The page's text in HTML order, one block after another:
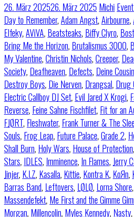
26. März 202526. März 2025 Michi
Day to Remember,Adam Angst,Airbourne,
Elfeky,AViVA, Beatsteaks, Biffy Clyro,
Bring Me the Horizon, Brutalismus 3000,
My Valentine,Christin Nichols,Creeper,
Society, Deafheaven, Defects, Deine
Destroy Boys, Die Nerven, Drangsal, Drug
Electric Callboy DJ Set, Evil Jared X Krogi,
Reverse, Feine Sahne Fischfilet, Fit for an
FJØRT, Fleshwater, Frank Turner & The
Souls, Frog Leap, Future Palace,Grade 2,
Shall Burn, Holy Wars, House of Protection,
Stars, IDLES, Imminence, In Flames, Jerry
Jinjer, K.I.Z, Kasalla, Kittie, Kontra K, KoЯn,
Barras Band, Leftovers, LØLØ, Lorna Shore,
Massendefekt, Me First and the Gimme
Morgan, Millencolin, Myles Kennedy, Nasty,